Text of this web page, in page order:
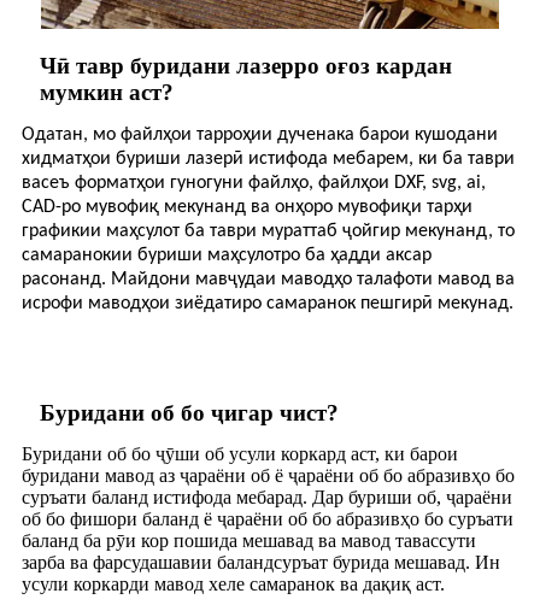
Чӣ тавр буридани лазерро оғоз кардан
мумкин аст?
Одатан, мо файлҳои тарроҳии дученака барои кушодани
хидматҳои буриши лазерӣ истифода мебарем, ки ба таври
васеъ форматҳои гуногуни файлҳо, файлҳои DXF, svg, ai,
CAD-ро мувофиқ мекунанд ва онҳоро мувофиқи тарҳи
графикии маҳсулот ба таври мураттаб ҷойгир мекунанд, то
самаранокии буриши маҳсулотро ба ҳадди аксар
расонанд. Майдони мавҷудаи маводҳо талафоти мавод ва
исрофи маводҳои зиёдатиро самаранок пешгирӣ мекунад.
Буридани об бо ҷигар чист?
Буридани об бо ҷӯши об усули коркард аст, ки барои
буридани мавод аз ҷараёни об ё ҷараёни об бо абразивҳо бо
суръати баланд истифода мебарад. Дар буриши об, ҷараёни
об бо фишори баланд ё ҷараёни об бо абразивҳо бо суръати
баланд ба рӯи кор пошида мешавад ва мавод тавассути
зарба ва фарсудашавии баландсуръат бурида мешавад. Ин
усули коркарди мавод хеле самаранок ва дақиқ аст.